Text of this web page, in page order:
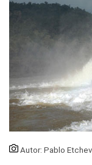
Autor: Pablo